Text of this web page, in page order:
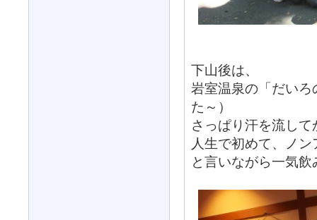
下山後は、
岩室温泉の「だい
た～）
さっぱり汗を流し
人生で初めて、ノ
と言いながら一気飲